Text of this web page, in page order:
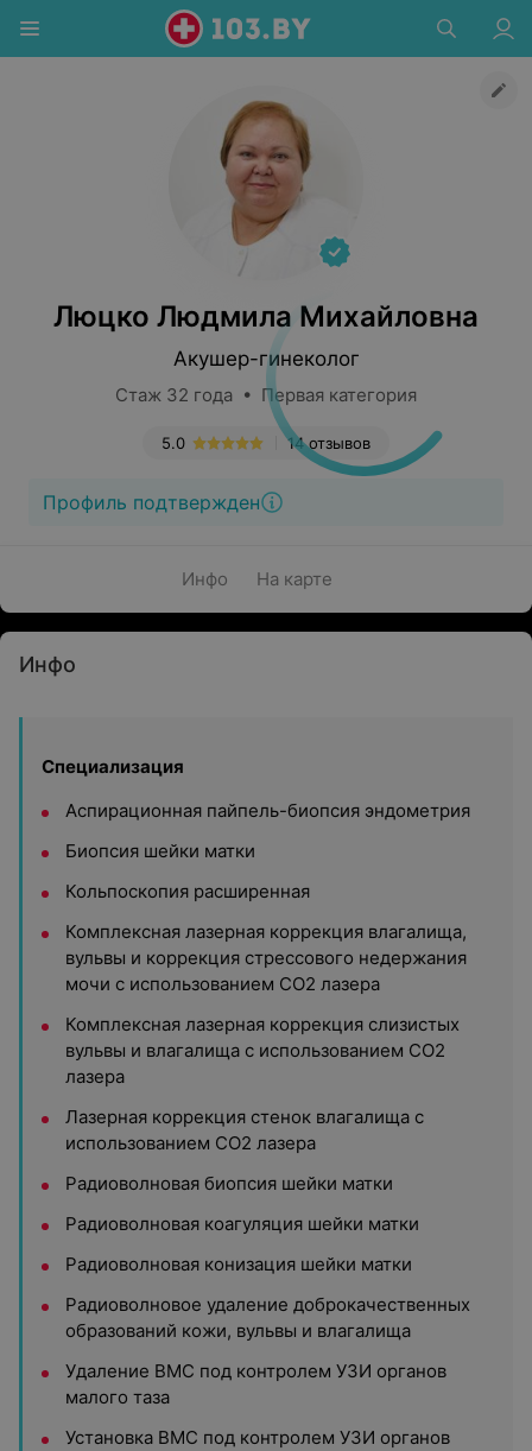
Люцко Людмила Михайловна
Акушер-гинеколог
Стаж 32 года • Первая категория
14 отзывов
5.0
Профиль подтвержден
Инфо На карте
Инфо
Специализация
Аспирационная пайпель-биопсия эндометрия
Биопсия шейки матки
Кольпоскопия расширенная
Комплексная лазерная коррекция влагалища,
вульвы и коррекция стрессового недержания
мочи с использованием СО2 лазера
Комплексная лазерная коррекция слизистых
вульвы и влагалища с использованием СО2
лазера
Лазерная коррекция стенок влагалища с
использованием СО2 лазера
Радиоволновая биопсия шейки матки
Радиоволновая коагуляция шейки матки
Радиоволновая конизация шейки матки
Радиоволновое удаление доброкачественных
образований кожи, вульвы и влагалища
Удаление ВМС под контролем УЗИ органов
малого таза
Установка ВМС под контролем УЗИ органов